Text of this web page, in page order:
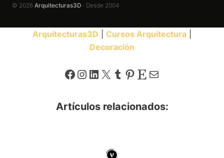
© 2026 Arquitecturas3D · Desde 2004
Arquitecturas3D Cursos Arquitectura
Decoración
Facebook
Instagram
LinkedIn
X Tumblr
Pinterest
EtsyCorreo electrónico
Artículos relacionados: